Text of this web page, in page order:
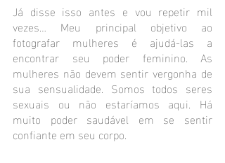
Já disse isso antes e vou repetir mil
vezes… Meu principal objetivo ao
fotografar mulheres é ajudá-las a
encontrar seu poder feminino. As
mulheres não devem sentir vergonha de
sua sensualidade. Somos todos seres
sexuais ou não estaríamos aqui. Há
muito poder saudável em se sentir
confiante em seu corpo.